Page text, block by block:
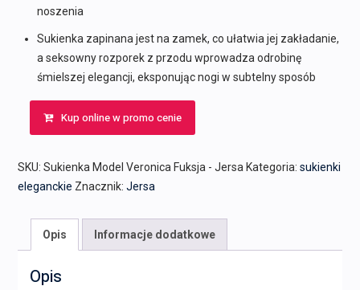
noszenia
Sukienka zapinana jest na zamek, co ułatwia jej zakładanie,
a seksowny rozporek z przodu wprowadza odrobinę
śmielszej elegancji, eksponując nogi w subtelny sposób
Kup online w promo cenie
SKU: Sukienka Model Veronica Fuksja - Jersa Kategoria: sukienki
eleganckie Znacznik: Jersa
Opis Informacje dodatkowe
Opis